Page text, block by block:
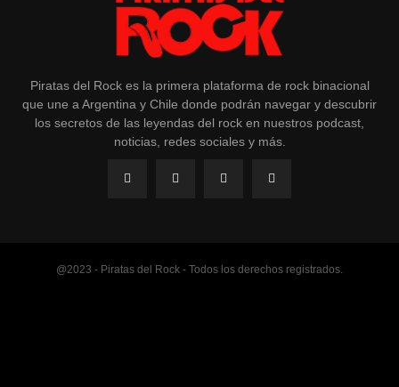
Piratas del Rock es la primera plataforma de rock binacional
que une a Argentina y Chile donde podrán navegar y descubrir
los secretos de las leyendas del rock en nuestros podcast,
noticias, redes sociales y más.
@2023 - Piratas del Rock - Todos los derechos registrados.